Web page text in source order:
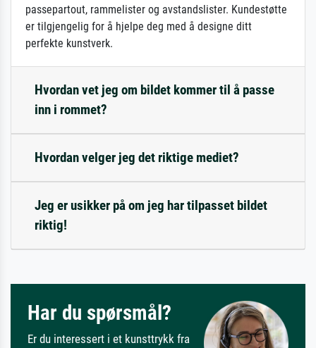
passepartout, rammelister og avstandslister. Kundestøtte
er tilgjengelig for å hjelpe deg med å designe ditt
perfekte kunstverk.
Hvordan vet jeg om bildet kommer til å passe
inn i rommet?
Hvordan velger jeg det riktige mediet?
Jeg er usikker på om jeg har tilpasset bildet
riktig!
Har du spørsmål?
Er du interessert i et kunsttrykk fra